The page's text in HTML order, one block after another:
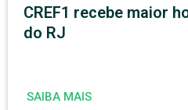
CREF1 recebe maior
do RJ
SAIBA MAIS